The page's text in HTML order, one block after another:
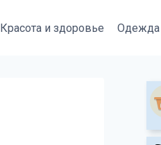
Красота и здоровье Одежда